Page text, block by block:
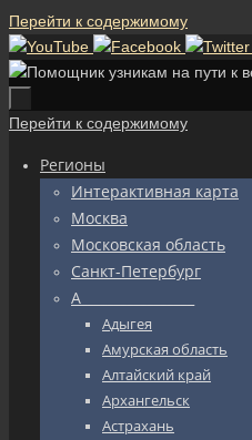
Перейти к содержимому
Перейти к содержимому
Регионы
Интерактивная карта
Москва
Московская область
Санкт-Петербург
А_________________
Адыгея
Амурская область
Алтайский край
Архангельск
Астрахань